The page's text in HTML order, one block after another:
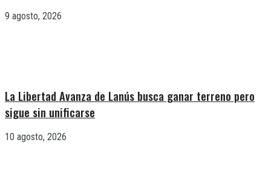
9 agosto, 2026
La Libertad Avanza de Lanús busca ganar terreno pero
sigue sin unificarse
10 agosto, 2026